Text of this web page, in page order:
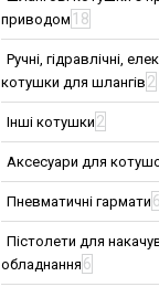
приводом 18
Ручні, гідравлічні,
котушки для шлангів 2
Інші котушки 2
Аксесуари для
Пневматичні гармати
Пістолети для
обладнання 6